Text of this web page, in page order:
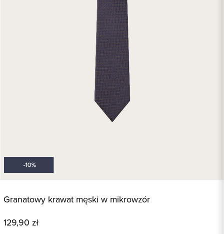
Granatowy krawat męski w mikrowzór
129,90 zł